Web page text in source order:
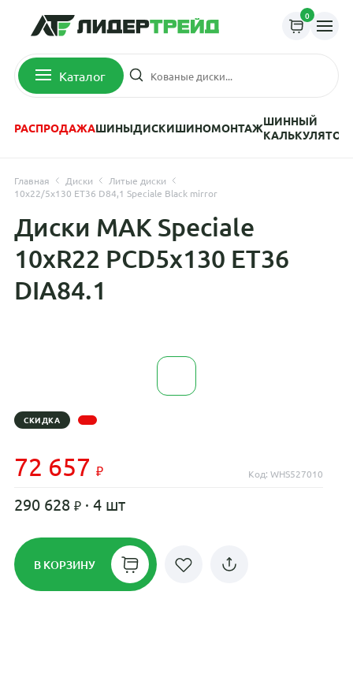
0
Каталог
РАСПРОДАЖАШИНЫДИСКИШИНОМОНТАЖШИННЫЙ
КАЛЬКУЛЯТОР
Главная Диски
Литые диски
10x22/5x130 ET36 D84,1 Speciale Black mirror
Диски MAK Speciale
10xR22 PCD5x130 ET36
DIA84.1
СКИДКА
72 657 Код: WHS527010
290 628 · 4 шт
В КОРЗИНУ